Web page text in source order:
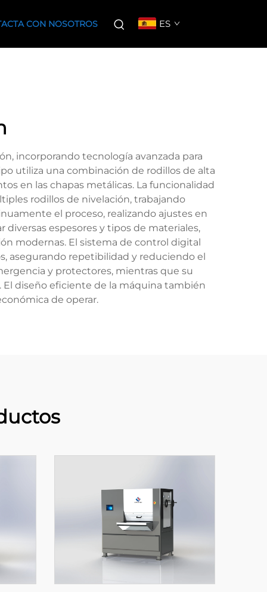
CON NOSOTROS ES
incorporando tecnología avanzada para
utiliza una combinación de rodillos de alta
en las chapas metálicas. La funcionalidad
rodillos de nivelación, trabajando
el proceso, realizando ajustes en
espesores y tipos de materiales,
modernas. El sistema de control digital
asegurando repetibilidad y reduciendo el
y protectores, mientras que su
diseño eficiente de la máquina también
de operar.